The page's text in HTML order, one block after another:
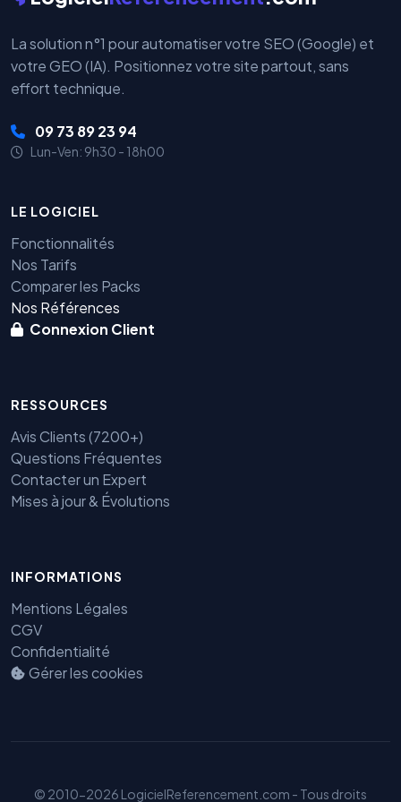
La solution n°1 pour automatiser votre SEO (Google) et
votre GEO (IA). Positionnez votre site partout, sans
effort technique.
09 73 89 23 94
Lun-Ven: 9h30 - 18h00
LE LOGICIEL
Fonctionnalités
Nos Tarifs
Comparer les Packs
Nos Références
Connexion Client
RESSOURCES
Avis Clients (7200+)
Questions Fréquentes
Contacter un Expert
Mises à jour & Évolutions
INFORMATIONS
Mentions Légales
CGV
Confidentialité
Gérer les cookies
© 2010-2026 LogicielReferencement.com - Tous droits